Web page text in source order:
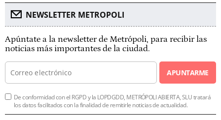
NEWSLETTER METROPOLI
Apúntate a la newsletter de Metrópoli, para recibir las
noticias más importantes de la ciudad.
APUNTARME
De conformidad con el RGPD y la LOPDGDD, METRÓPOLI ABIERTA, SLU tratará
los datos facilitados con la finalidad de remitirle noticias de actualidad.